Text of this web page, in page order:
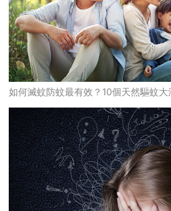
如何滅蚊防蚊最有效？10個天然驅蚊